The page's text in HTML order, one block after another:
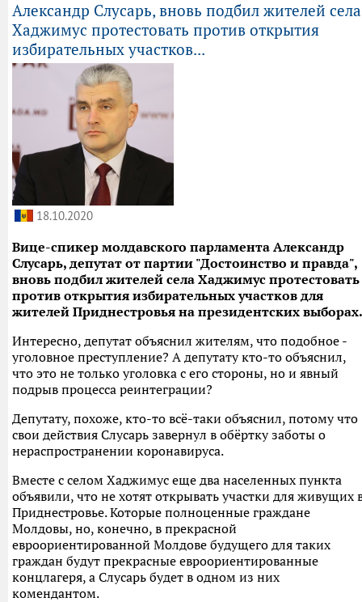
Александр Слусарь, вновь подбил жителей села
Хаджимус протестовать против открытия
избирательных участков...
18.10.2020
Вице-спикер молдавского парламента Александр
Слусарь, депутат от партии "Достоинство и правда",
вновь подбил жителей села Хаджимус протестовать
против открытия избирательных участков для
жителей Приднестровья на президентских выборах.
Интересно, депутат объяснил жителям, что подобное -
уголовное преступление? А депутату кто-то объяснил,
что это не только уголовка с его стороны, но и явный
подрыв процесса реинтеграции?
Депутату, похоже, кто-то всё-таки объяснил, потому что
свои действия Слусарь завернул в обёртку заботы о
нераспространении коронавируса.
Вместе с селом Хаджимус еще два населенных пункта
объявили, что не хотят открывать участки для живущих
Приднестровье. Которые полноценные граждане
Молдовы, но, конечно, в прекрасной
евроориентированной Молдове будущего для таких
граждан будут прекрасные евроориентированные
концлагеря, а Слусарь будет в одном из них
комендантом.